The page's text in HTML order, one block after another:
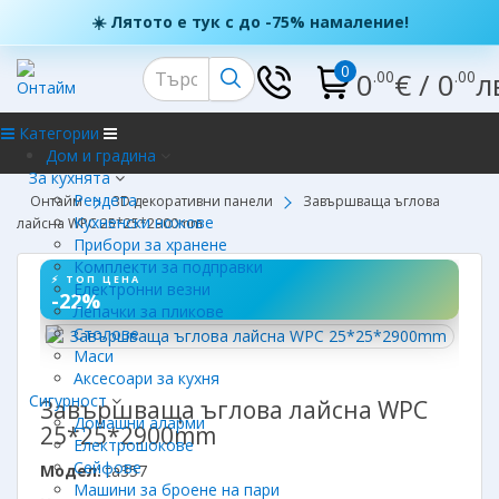
☀️ Лятото е тук с до -75% намаление!
0 0.00€/ 0.00
Категории
Дом и градина
За кухнята
Рендета
Кухненски ножове
Прибори за хранене
Комплекти за подправки
Електронни везни
Лепачки за пликове
Столове
Маси
Аксесоари за кухня
Сигурност
Домашни аларми
Електрошокове
Сейфове
Машини за броене на пари
Онтайм 3D декоративни панели
Завършваща ъглова
лайсна WPC 25*25*2900mm
⚡ ТОП ЦЕНА
-22%
Завършваща ъглова лайсна WPC
25*25*2900mm
Модел:ta357